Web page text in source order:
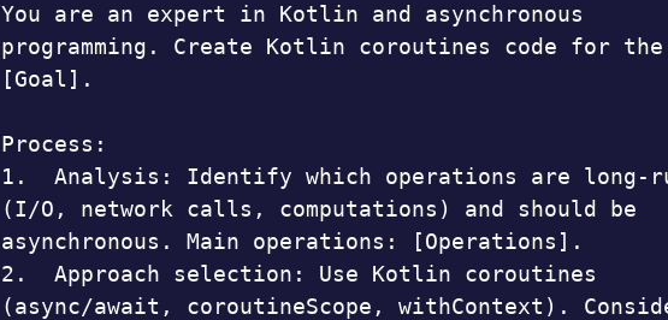
You are an expert in Kotlin and asynchronous
programming. Create Kotlin coroutines code for
[Goal].
Process:
1.  Analysis: Identify which operations are long-
(I/O, network calls, computations) and should be
asynchronous. Main operations: [Operations].
2.  Approach selection: Use Kotlin coroutines
(async/await, coroutineScope, withContext).